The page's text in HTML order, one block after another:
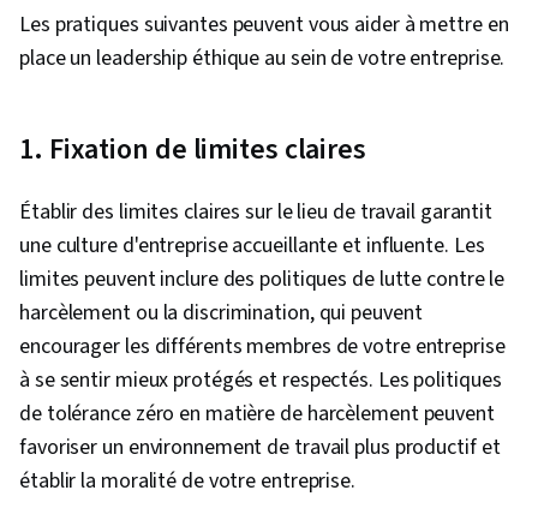
Les pratiques suivantes peuvent vous aider à mettre en
place un leadership éthique au sein de votre entreprise.
1. Fixation de limites claires
Établir des limites claires sur le lieu de travail garantit
une culture d'entreprise accueillante et influente. Les
limites peuvent inclure des politiques de lutte contre le
harcèlement ou la discrimination, qui peuvent
encourager les différents membres de votre entreprise
à se sentir mieux protégés et respectés. Les politiques
de tolérance zéro en matière de harcèlement peuvent
favoriser un environnement de travail plus productif et
établir la moralité de votre entreprise.